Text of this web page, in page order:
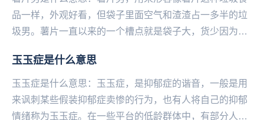
品一样，外观好看，但袋子里面空气和渣渣占一多半的垃
圾男。薯片一直以来的一个槽点就是袋子大，货少因为好
换...
玉玉症是什么意思
玉玉症是什么意思：玉玉症，是抑郁症的谐音，一般是用
来讽刺某些假装抑郁症卖惨的行为，也有人将自己的抑郁
情绪称为玉玉症。在一些平台的低龄群体中，有部分人喜